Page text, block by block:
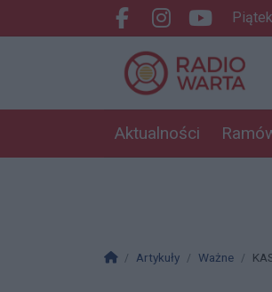
Facebook.com
Aktualności
Strona główna
Artykuły Ważne